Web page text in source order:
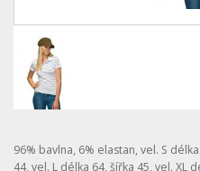
96% bavlna, 6% elastan, vel. S
44, vel. L délka 64, šířka 45, vel. XL